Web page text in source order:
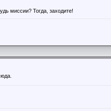
миссии? Тогда, заходите!